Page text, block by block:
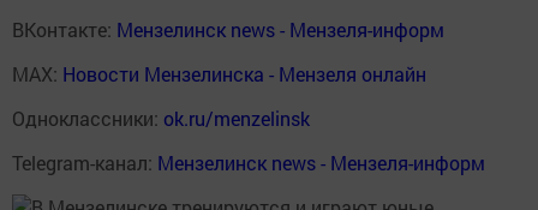
ВКонтакте: Мензелинск news - Мензеля-информ
MAX: Новости Мензелинска - Мензеля онлайн
Одноклассники: ok.ru/menzelinsk
Telegram-канал: Мензелинск news - Мензеля-информ